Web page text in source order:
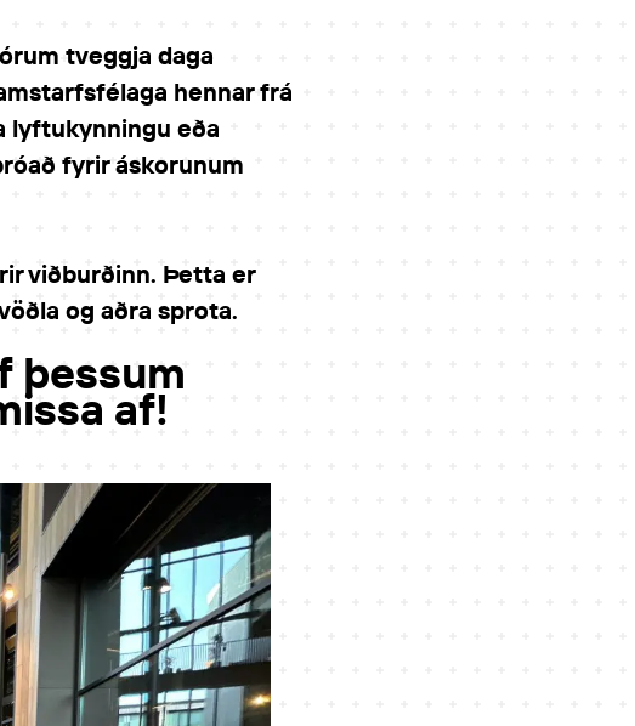
tveggja daga
hennar frá
lyftukynningu eða
fyrir áskorunum
viðburðinn. Þetta er
og aðra sprota.
þessum
af!